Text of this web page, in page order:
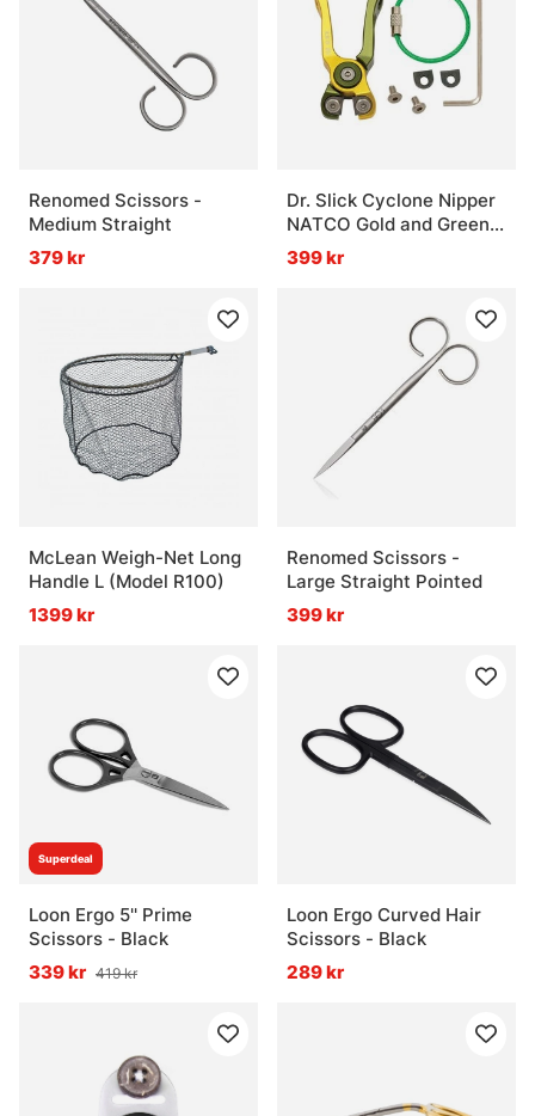
Renomed Scissors -
Medium Straight
379 kr
Dr. Slick Cyclone Nipper
NATCO Gold and Green
Aluminum Frame
399 kr
McLean Weigh-Net Long
Handle L (Model R100)
1399 kr
Renomed Scissors -
Large Straight Pointed
399 kr
Superdeal
Loon Ergo 5'' Prime
Scissors - Black
339 kr 419 kr
Loon Ergo Curved Hair
Scissors - Black
289 kr